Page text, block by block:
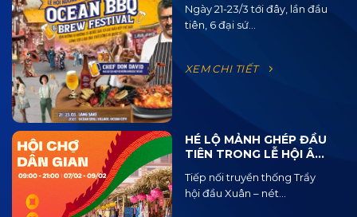
120 Loại Bia Thủ Công
Ngày 21-23/3 tới đây, lần đầu
tiên, 6 đại sứ...
XEM CHI TIẾT
HÉ LỘ MẢNH GHÉP ĐẦU
TIÊN TRONG LỄ HỘI ÂM
OCEAN JAM 2025
Tiếp nối truyền thống Trẩy
hội đầu Xuân – nét...